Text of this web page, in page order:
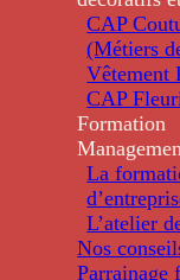
CAP
(Métiers
Vêtement
CAP
Formation
La
L’atelier
Nos
Parrainage